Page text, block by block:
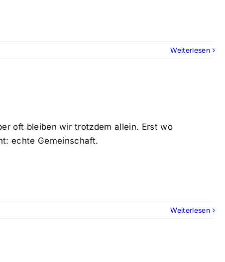
Weiterlesen
oft bleiben wir trotzdem allein. Erst wo
echte Gemeinschaft.
Weiterlesen